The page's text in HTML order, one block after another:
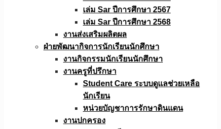
เล่ม Sar ปีการศึกษา 2567
เล่ม Sar ปีการศึกษา 2568
งานส่งเสริมผลิตผล
ฝ่ายพัฒนากิจการนักเรียนนักศึกษา
งานกิจกรรมนักเรียนนักศึกษา
งานครูที่ปรึกษา
Student Care ระบบดูแลช่วยเหลือ
นักเรียน
หน่วยบัญชาการรักษาดินแดน
งานปกครอง